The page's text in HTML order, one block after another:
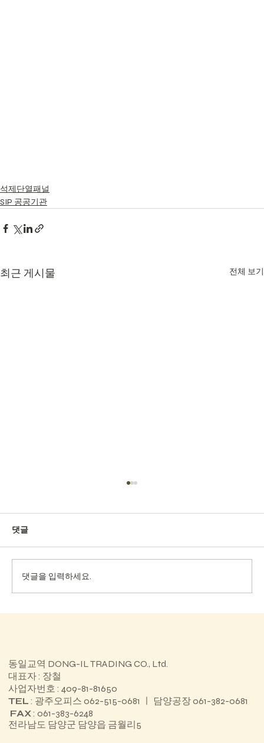
석제단열패널
SIP 공공기관
최근 게시물 전체 보기
댓글
댓글을 입력하세요.
동일교역 DONG-IL TRADING CO., Ltd.
대표자 : 장철
사업자번호 : 409-81-81650
TEL : 광주오피스 062-515-0681 ㅣ 담양공장 061-382-0681
FAX: 061-383-6248
전라남도 담양군 담양읍 금월리5